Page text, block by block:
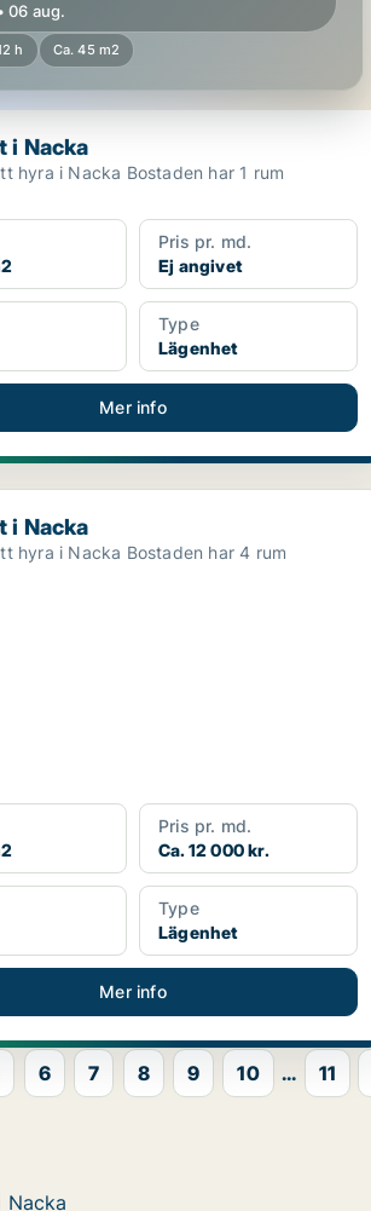
06 aug.
h Ca. 45 m2
i Nacka
Lägenhet att hyra i Nacka Bostaden har 1 rum
Pris pr. md.
Ej angivet
Type
Lägenhet
Mer info
i Nacka
Lägenhet att hyra i Nacka Bostaden har 4 rum
Pris pr. md.
Ca. 12 000 kr.
Type
Lägenhet
Mer info
6 7 8 9 10 ... 11
Nacka